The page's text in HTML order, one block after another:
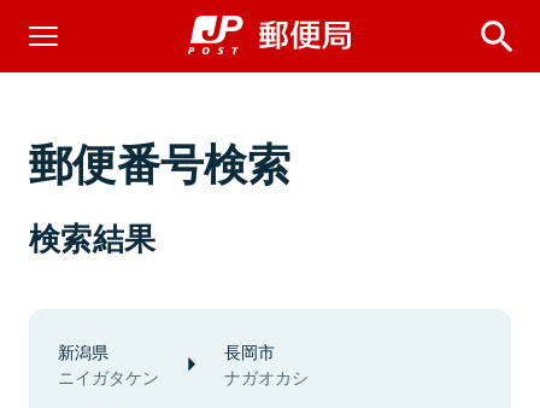
郵便番号検索
検索結果
新潟県
ニイガタケン
長岡市
ナガオカシ